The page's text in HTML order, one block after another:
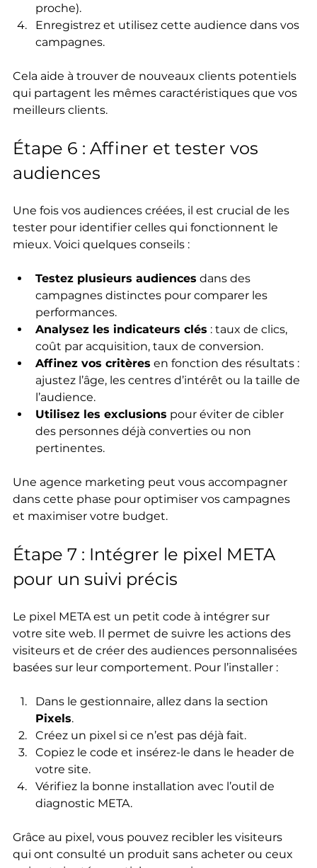
proche).
Enregistrez et utilisez cette audience dans vos
campagnes.
Cela aide à trouver de nouveaux clients potentiels
qui partagent les mêmes caractéristiques que vos
meilleurs clients.
Étape 6 : Affiner et tester vos
audiences
Une fois vos audiences créées, il est crucial de les
tester pour identifier celles qui fonctionnent le
mieux. Voici quelques conseils :
Testez plusieurs audiences dans des
campagnes distinctes pour comparer les
performances.
Analysez les indicateurs clés : taux de clics,
coût par acquisition, taux de conversion.
Affinez vos critères en fonction des résultats :
ajustez l’âge, les centres d’intérêt ou la taille de
l’audience.
Utilisez les exclusions pour éviter de cibler
des personnes déjà converties ou non
pertinentes.
Une agence marketing peut vous accompagner
dans cette phase pour optimiser vos campagnes
et maximiser votre budget.
Étape 7 : Intégrer le pixel META
pour un suivi précis
Le pixel META est un petit code à intégrer sur
votre site web. Il permet de suivre les actions des
visiteurs et de créer des audiences personnalisées
basées sur leur comportement. Pour l’installer :
Dans le gestionnaire, allez dans la section
Pixels.
Créez un pixel si ce n’est pas déjà fait.
Copiez le code et insérez-le dans le header de
votre site.
Vérifiez la bonne installation avec l’outil de
diagnostic META.
Grâce au pixel, vous pouvez recibler les visiteurs
qui ont consulté un produit sans acheter ou ceux